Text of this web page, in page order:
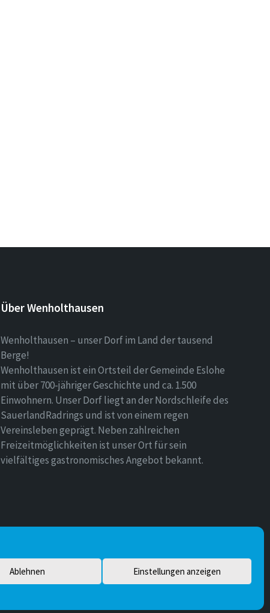
Ablehnen Einstellungen anzeigen
Über Wenholthausen
Wenholthausen – unser Dorf im Land der tausend
Berge!
Wenholthausen ist ein Ortsteil der Gemeinde Eslohe
mit über 700-jähriger Geschichte und ca. 1.500
Einwohnern. Unser Dorf liegt an der Nordschleife des
SauerlandRadrings und ist von einem regen
Vereinsleben geprägt. Neben zahlreichen
Freizeitmöglichkeiten ist unser Ort für sein
vielfältiges gastronomisches Angebot bekannt.